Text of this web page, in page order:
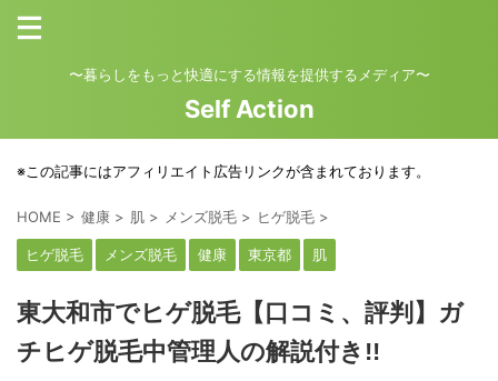
〜暮らしをもっと快適にする情報を提供するメディア〜
Self Action
※この記事にはアフィリエイト広告リンクが含まれております。
HOME > 健康 > 肌 > メンズ脱毛 > ヒゲ脱毛 >
ヒゲ脱毛 メンズ脱毛 健康 東京都 肌
東大和市でヒゲ脱毛【口コミ、評判】ガ
チヒゲ脱毛中管理人の解説付き!!